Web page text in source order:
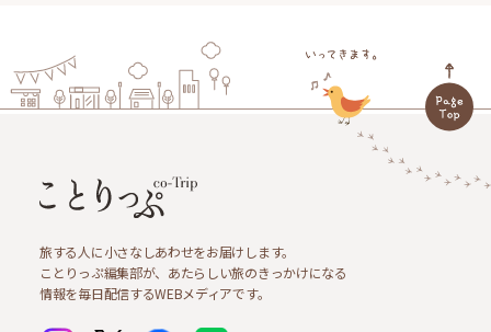
旅する人に小さなしあわせをお届けします。
ことりっぷ編集部が、あたらしい旅のきっかけになる
情報を毎日配信するWEBメディアです。